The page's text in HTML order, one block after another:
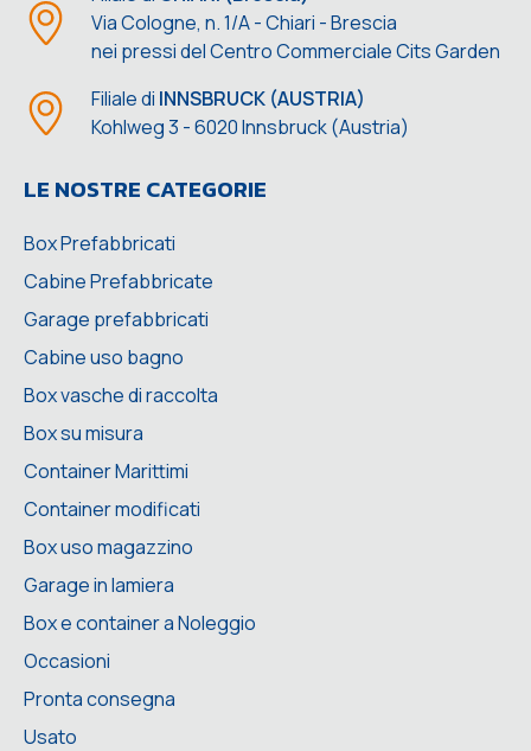
Via Cologne, n. 1/A - Chiari - Brescia
nei pressi del Centro Commerciale Cits Garden
Filiale di INNSBRUCK (AUSTRIA)
Kohlweg 3 - 6020 Innsbruck (Austria)
LE NOSTRE CATEGORIE
Box Prefabbricati
Cabine Prefabbricate
Garage prefabbricati
Cabine uso bagno
Box vasche di raccolta
Box su misura
Container Marittimi
Container modificati
Box uso magazzino
Garage in lamiera
Box e container a Noleggio
Occasioni
Pronta consegna
Usato